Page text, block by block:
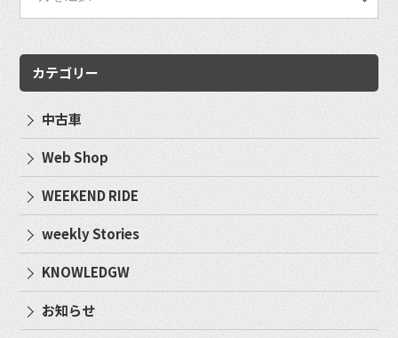
カテゴリー
中古車
Web Shop
WEEKEND RIDE
weekly Stories
KNOWLEDGW
お知らせ